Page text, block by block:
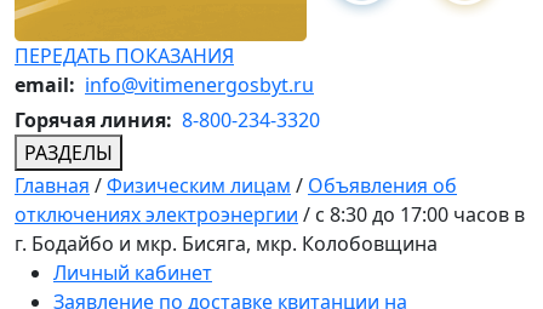
ПЕРЕДАТЬ ПОКАЗАНИЯ
email: info@vitimenergosbyt.ru
Горячая линия: 8-800-234-3320
РАЗДЕЛЫ
Главная /Физическим лицам / Объявления об
отключениях электроэнергии / с 8:30 до 17:00 часов в
г. Бодайбо и мкр. Бисяга, мкр. Колобовщина
Личный кабинет
Заявление по доставке квитанции на